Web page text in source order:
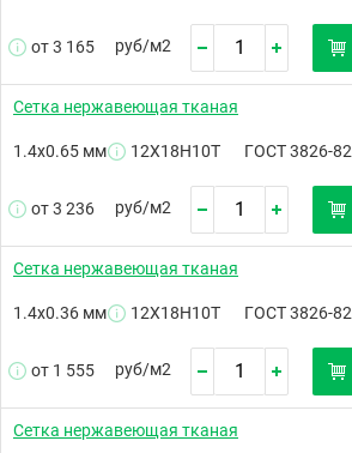
от 3 165 руб/м2
Сетка нержавеющая тканая
1.4х0.65 мм 12Х18Н10Т ГОСТ 3826-82
от 3 236 руб/м2
Сетка нержавеющая тканая
1.4х0.36 мм 12Х18Н10Т ГОСТ 3826-82
от 1 555 руб/м2
Сетка нержавеющая тканая